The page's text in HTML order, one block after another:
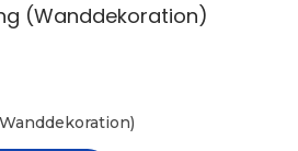
(Wanddekoration)